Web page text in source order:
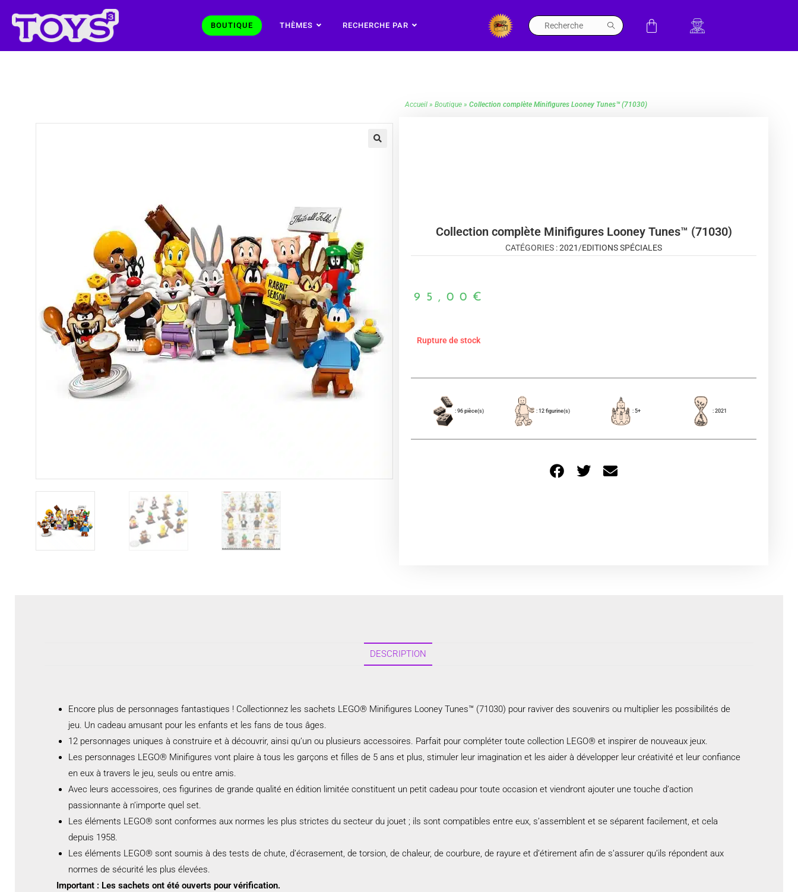
BOUTIQUE THÈMES RECHERCHE PAR
Accueil » Boutique » Collection complète Minifigures Looney Tunes™ (71030)
Collection complète Minifigures Looney Tunes™ (71030)
CATÉGORIES :2021 /EDITIONS SPÉCIALES
95,00 €
Rupture de stock
: 96 pièce(s) : 12 figurine(s) : 5+ : 2021
DESCRIPTION
Encore plus de personnages fantastiques ! Collectionnez les sachets LEGO® Minifigures Looney Tunes™ (71030) pour raviver des souvenirs ou multiplier les possibilités de
jeu. Un cadeau amusant pour les enfants et les fans de tous âges.
12 personnages uniques à construire et à découvrir, ainsi qu’un ou plusieurs accessoires. Parfait pour compléter toute collection LEGO® et inspirer de nouveaux jeux.
Les personnages LEGO® Minifigures vont plaire à tous les garçons et filles de 5 ans et plus, stimuler leur imagination et les aider à développer leur créativité et leur confiance
en eux à travers le jeu, seuls ou entre amis.
Avec leurs accessoires, ces figurines de grande qualité en édition limitée constituent un petit cadeau pour toute occasion et viendront ajouter une touche d’action
passionnante à n’importe quel set.
Les éléments LEGO® sont conformes aux normes les plus strictes du secteur du jouet ; ils sont compatibles entre eux, s’assemblent et se séparent facilement, et cela
depuis 1958.
Les éléments LEGO® sont soumis à des tests de chute, d’écrasement, de torsion, de chaleur, de courbure, de rayure et d’étirement afin de s’assurer qu’ils répondent aux
normes de sécurité les plus élevées.
Important : Les sachets ont été ouverts pour vérification.